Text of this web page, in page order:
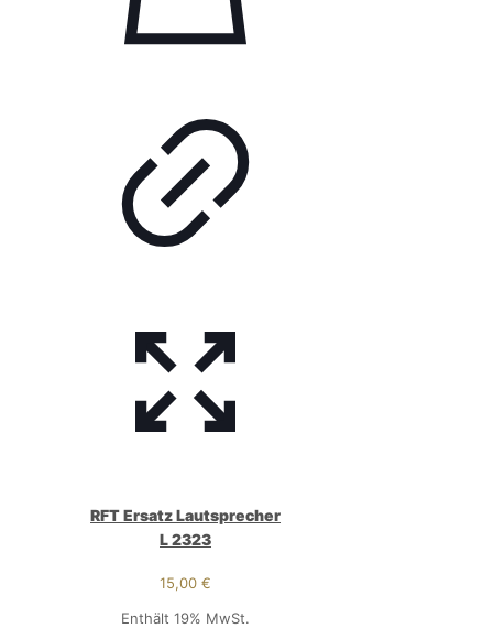
RFT Ersatz Lautsprecher
L 2323
15,00€
Enthält 19% MwSt.